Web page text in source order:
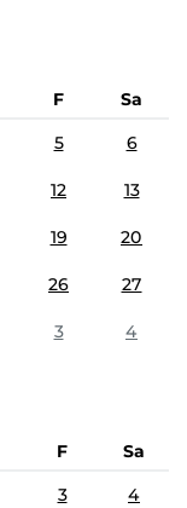
F
Sa
5 6
12 13
19 20
26 27
3 4
F
Sa
3 4